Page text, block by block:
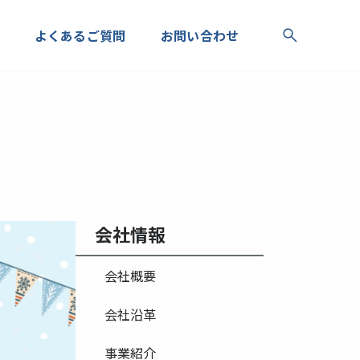
よくあるご質問 お問い合わせ
会社情報
会社概要
会社沿革
事業紹介